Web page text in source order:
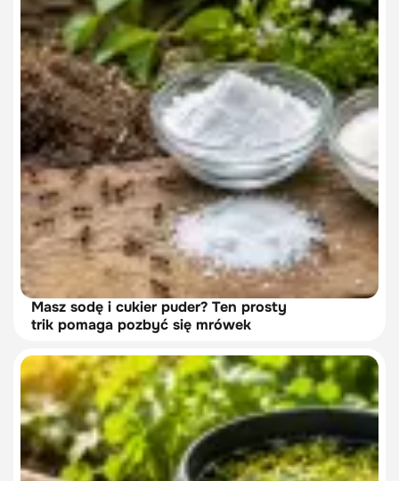
Masz sodę i cukier puder? Ten prosty
trik pomaga pozbyć się mrówek